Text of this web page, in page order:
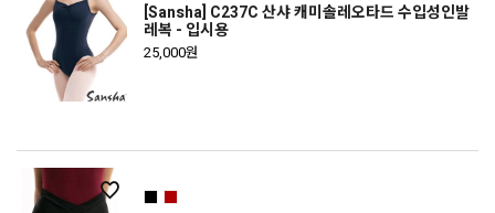
[Sansha] C237C 산샤 캐미솔레오타드 수입성인발
레복 - 입시용
25,000원